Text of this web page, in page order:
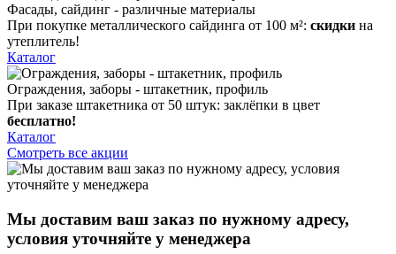
Фасады, сайдинг - различные материалы
При покупке металлического сайдинга от 100 м²: скидки на
утеплитель!
Каталог
Ограждения, заборы - штакетник, профиль
При заказе штакетника от 50 штук: заклёпки в цвет
бесплатно!
Каталог
Смотреть все акции
Мы доставим ваш заказ по нужному адресу,
условия уточняйте у менеджера